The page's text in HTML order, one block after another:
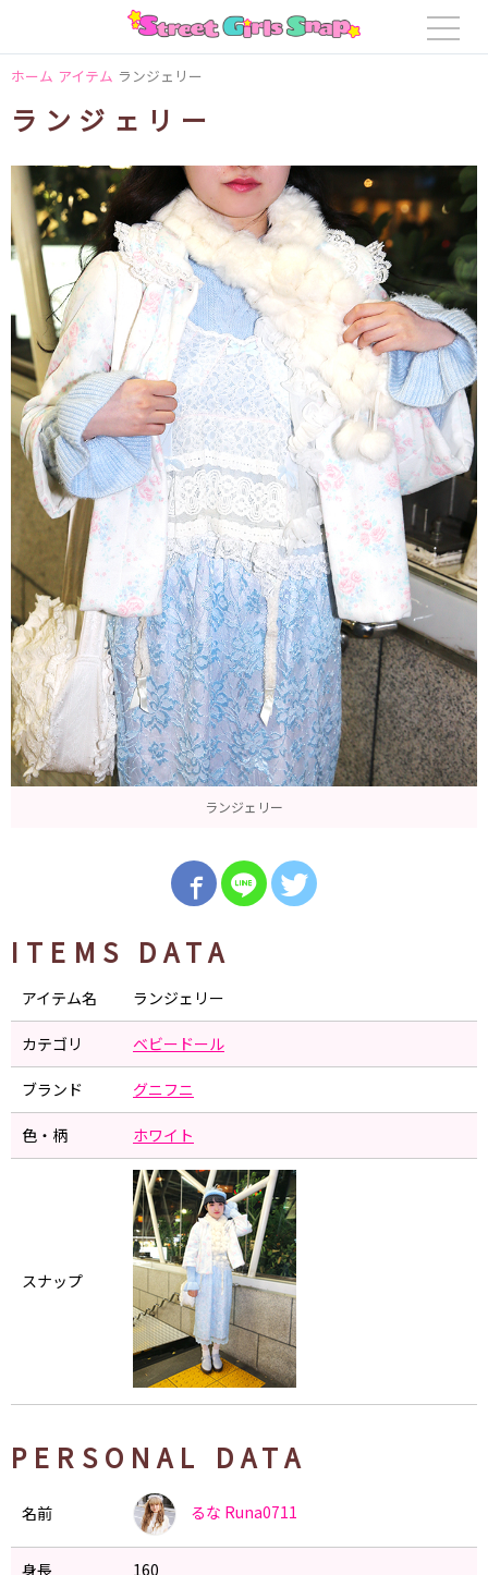
ホーム アイテム ランジェリー
ランジェリー
ランジェリー
ITEMS DATA
アイテム名 ランジェリー
カテゴリ ベビードール
ブランド グニフニ
色・柄 ホワイト
スナップ
PERSONAL DATA
名前 るな Runa0711
身長 160